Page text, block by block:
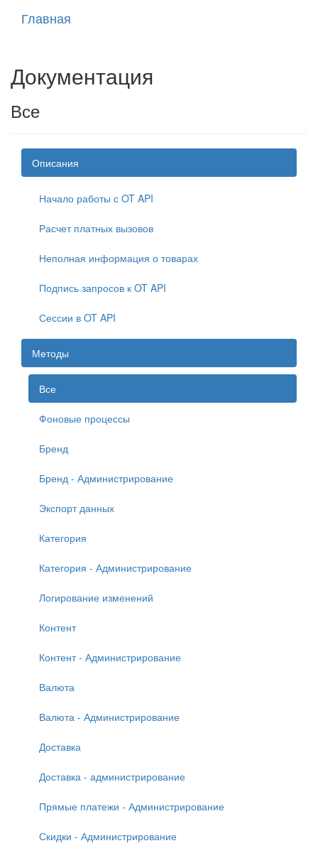
Главная
Документация
Все
Описания
Начало работы с OT API
Расчет платных вызовов
Неполная информация о товарах
Подпись запросов к OT API
Сессии в OT API
Методы
Все
Фоновые процессы
Бренд
Бренд - Администрирование
Экспорт данных
Категория
Категория - Администрирование
Логирование изменений
Контент
Контент - Администрирование
Валюта
Валюта - Администрирование
Доставка
Доставка - администрирование
Прямые платежи - Администрирование
Скидки - Администрирование